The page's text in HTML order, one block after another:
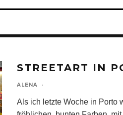
STREETART IN
ALENA ·
Als ich letzte Woche in Porto